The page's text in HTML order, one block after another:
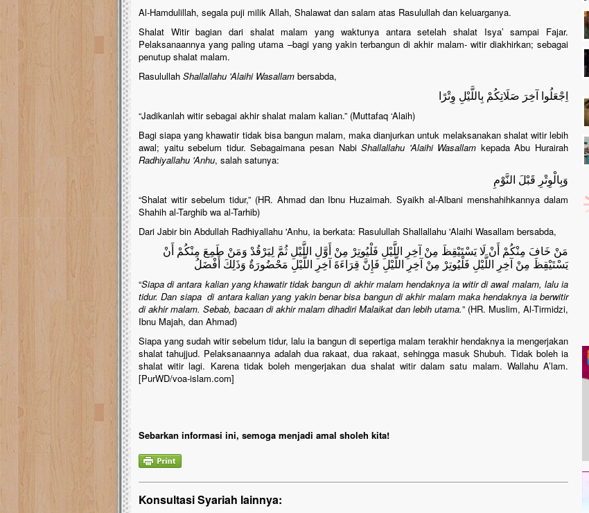
Al-Hamdulillah, segala puji milik Allah, Shalawat dan salam atas Rasulullah dan keluarganya.
Shalat Witir bagian dari shalat malam yang waktunya antara setelah shalat Isya’ sampai Fajar.
Pelaksanaannya yang paling utama –bagi yang yakin terbangun di akhir malam- witir diakhirkan; sebagai
penutup shalat malam.
Rasulullah Shallallahu 'Alaihi Wasallam bersabda,
اِجْعَلُوا آخِرَ صَلَاتِكُمْ بِاللَّيْلِ وِتْرًا
“Jadikanlah witir sebagai akhir shalat malam kalian.” (Muttafaq ‘Alaih)
Bagi siapa yang khawatir tidak bisa bangun malam, maka dianjurkan untuk melaksanakan shalat witir lebih
awal; yaitu sebelum tidur. Sebagaimana pesan NabiShallallahu 'Alaihi Wasallam kepada Abu Hurairah
Radhiyallahu 'Anhu, salah satunya:
وَبِالْوِتْرِ قَبْلَ النَّوْمِ
“Shalat witir sebelum tidur,” (HR. Ahmad dan Ibnu Huzaimah. Syaikh al-Albani menshahihkannya dalam
Shahih al-Targhib wa al-Tarhib)
Dari Jabir bin Abdullah Radhiyallahu 'Anhu, ia berkata: Rasulullah Shallallahu 'Alaihi Wasallam bersabda,
مَنْ خَافَ مِنْكُمْ أَنْ لَا يَسْتَيْقِظَ مِنْ آخِرِ اللَّيْلِ فَلْيُوتِرْ مِنْ أَوَّلِ اللَّيْلِ ثُمَّ لِيَرْقُدْ وَمَنْ طَمِعَ مِنْكُمْ أَنْ
يَسْتَيْقِظَ مِنْ آخِرِ اللَّيْلِ فَلْيُوتِرْ مِنْ آخِرِ اللَّيْلِ فَإِنَّ قِرَاءَةَ آخِرِ اللَّيْلِ مَحْضُورَةٌ وَذَلِكَ أَفْضَلُ
“Siapa di antara kalian yang khawatir tidak bangun di akhir malam hendaknya ia witir di awal malam, lalu ia
tidur. Dan siapa di antara kalian yang yakin benar bisa bangun di akhir malam maka hendaknya ia berwitir
di akhir malam. Sebab, bacaan di akhir malam dihadiri Malaikat dan lebih utama.” (HR. Muslim, Al-Tirmidzi,
Ibnu Majah, dan Ahmad)
Siapa yang sudah witir sebelum tidur, lalu ia bangun di sepertiga malam terakhir hendaknya ia mengerjakan
shalat tahujjud. Pelaksanaannya adalah dua rakaat, dua rakaat, sehingga masuk Shubuh. Tidak boleh ia
shalat witir lagi. Karena tidak boleh mengerjakan dua shalat witir dalam satu malam. Wallahu A’lam.
[PurWD/voa-islam.com]
Sebarkan informasi ini, semoga menjadi amal sholeh kita!
Konsultasi Syariah lainnya: